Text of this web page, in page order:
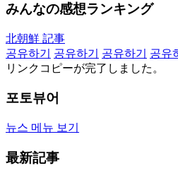
みんなの感想ランキング
北朝鮮 記事
공유하기
공유하기 공유하기 공유
リンクコピーが完了しました。
포토뷰어
뉴스 메뉴 보기
最新記事